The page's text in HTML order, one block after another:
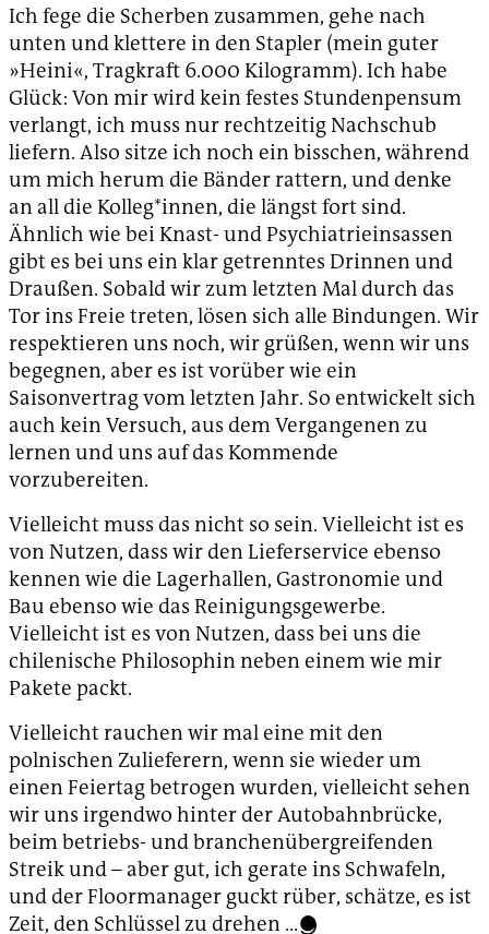
Ich fege die Scherben zusammen, gehe nach
unten und klettere in den Stapler (mein guter
»Heini«, Tragkraft 6.000 Kilogramm). Ich habe
Glück: Von mir wird kein festes Stundenpensum
verlangt, ich muss nur rechtzeitig Nachschub
liefern. Also sitze ich noch ein bisschen, während
um mich herum die Bänder rattern, und denke
an all die Kolleg*innen, die längst fort sind.
Ähnlich wie bei Knast- und Psychiatrieinsassen
gibt es bei uns ein klar getrenntes Drinnen und
Draußen. Sobald wir zum letzten Mal durch das
Tor ins Freie treten, lösen sich alle Bindungen. Wir
respektieren uns noch, wir grüßen, wenn wir uns
begegnen, aber es ist vorüber wie ein
Saisonvertrag vom letzten Jahr. So entwickelt sich
auch kein Versuch, aus dem Vergangenen zu
lernen und uns auf das Kommende
vorzubereiten.
Vielleicht muss das nicht so sein. Vielleicht ist es
von Nutzen, dass wir den Lieferservice ebenso
kennen wie die Lagerhallen, Gastronomie und
Bau ebenso wie das Reinigungsgewerbe.
Vielleicht ist es von Nutzen, dass bei uns die
chilenische Philosophin neben einem wie mir
Pakete packt.
Vielleicht rauchen wir mal eine mit den
polnischen Zulieferern, wenn sie wieder um
einen Feiertag betrogen wurden, vielleicht sehen
wir uns irgendwo hinter der Autobahnbrücke,
beim betriebs- und branchenübergreifenden
Streik und – aber gut, ich gerate ins Schwafeln,
und der Floormanager guckt rüber, schätze, es ist
Zeit, den Schlüssel zu drehen …